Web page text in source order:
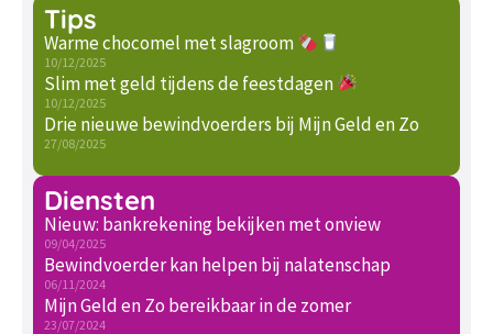
Tips
Warme chocomel met slagroom
10/12/2025
Slim met geld tijdens de feestdagen
10/12/2025
Drie nieuwe bewindvoerders bij Mijn Geld en Zo
27/08/2025
Diensten
Nieuw: bankrekening bekijken met onview
09/04/2025
Bewindvoerder kan helpen bij nalatenschap
06/11/2024
Mijn Geld en Zo bereikbaar in de zomer
23/07/2024